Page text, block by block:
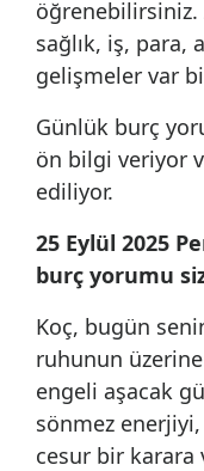
öğrenebilirsiniz.
sağlık, iş, para,
gelişmeler var
Günlük burç
ön bilgi veriyor
ediliyor.
25 Eylül 2025
burç yorumu
Koç, bugün
ruhunun
engeli aşacak
sönmez
cesur bir karara